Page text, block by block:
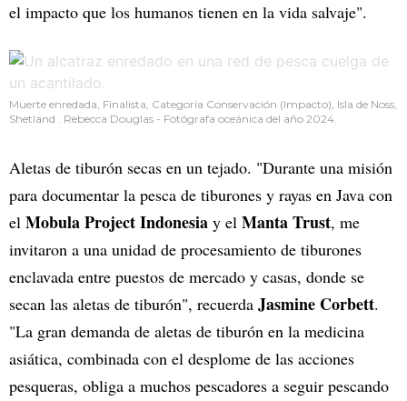
el impacto que los humanos tienen en la vida salvaje".
Muerte enredada, Finalista, Categoría Conservación (Impacto), Isla de Noss,
Shetland . Rebecca Douglas - Fotógrafa oceánica del año 2024.
Aletas de tiburón secas en un tejado. "Durante una misión
para documentar la pesca de tiburones y rayas en Java con
el Mobula Project Indonesia y el Manta Trust, me
invitaron a una unidad de procesamiento de tiburones
enclavada entre puestos de mercado y casas, donde se
secan las aletas de tiburón", recuerda Jasmine Corbett.
"La gran demanda de aletas de tiburón en la medicina
asiática, combinada con el desplome de las acciones
pesqueras, obliga a muchos pescadores a seguir pescando